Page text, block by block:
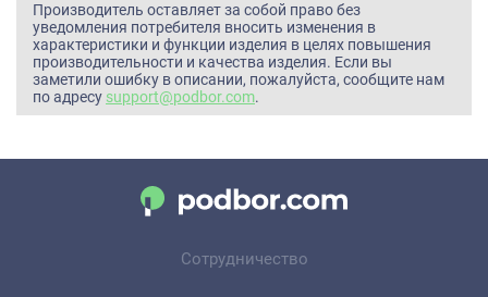
Производитель оставляет за собой право без
уведомления потребителя вносить изменения в
характеристики и функции изделия в целях повышения
производительности и качества изделия. Если вы
заметили ошибку в описании, пожалуйста, сообщите нам
по адресу support@podbor.com.
Сотрудничество